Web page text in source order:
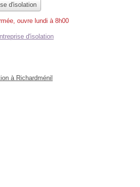
d'isolation
ouvre lundi à 8h00
d'isolation
à Richardménil